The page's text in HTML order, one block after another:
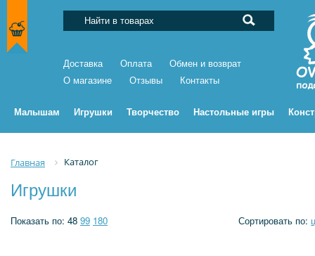
Доставка Оплата
Обмен и возврат
О магазине
Отзывы Контакты
Малышам Игрушки Творчество Настольные игры
Главная Каталог
Игрушки
Показать по: 48 99 180 Сортировать по: